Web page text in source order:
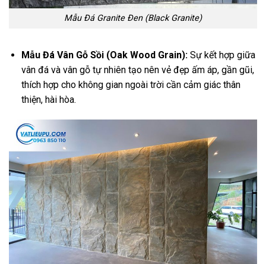
Mẫu Đá Granite Đen (Black Granite)
Mẫu Đá Vân Gỗ Sồi (Oak Wood Grain):Sự kết hợp giữa
vân đá và vân gỗ tự nhiên tạo nên vẻ đẹp ấm áp, gần gũi,
thích hợp cho không gian ngoài trời cần cảm giác thân
thiện, hài hòa.